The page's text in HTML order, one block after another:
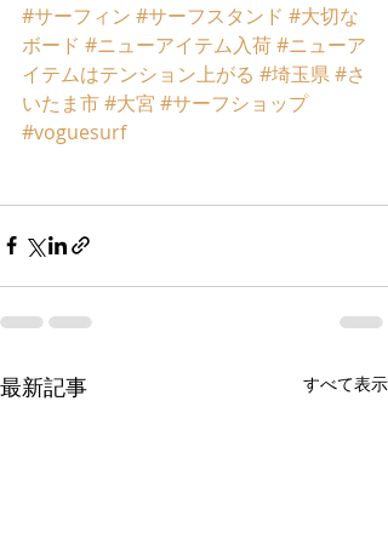
#サーフィン #サーフスタンド #大切な
ボード #ニューアイテム入荷#ニューア
イテムはテンション上がる #埼玉県#さ
いたま市#大宮 #サーフショップ
#voguesurf
最新記事 すべて表示